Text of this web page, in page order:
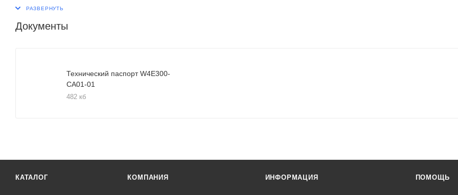
Документы
Технический паспорт W4E300-
CA01-01
482 кб
КАТАЛОГ КОМПАНИЯ ИНФОРМАЦИЯ ПОМОЩЬ